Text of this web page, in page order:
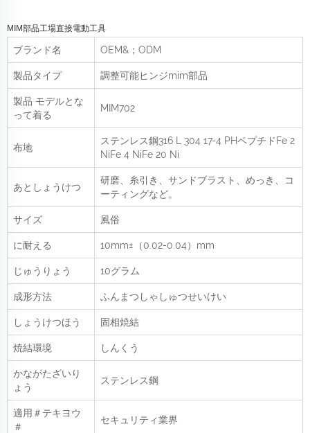
MIM部品工場直接電動工具
ブランド名 OEM&；ODM
製品タイプ 調整可能ヒンジmim部品
製品 モデルとな
って着る
MIM702
布地
ステンレス鋼316 L 304 17-4 PHペプチドFe 2
NiFe 4 NiFe 20 Ni
あとしょうけつ
研磨、糸引き、サンドブラスト、めっき、コ
ーティングなど。
サイズ 風俗
に耐える 10mm±（0.02-0.04）mm
じゅうりょう 10グラム
成形方法 ふんまつしゃしゅつせいけい
しょうけつほう 固相焼結
焼結環境 しんくう
かながたざいり
ょう
ステンレス鋼
適用＃テキヨウ
＃
セキュリティ業界